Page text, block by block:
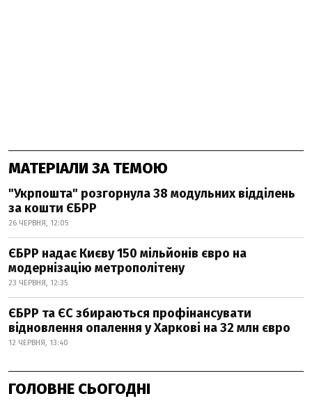
МАТЕРІАЛИ ЗА ТЕМОЮ
"Укрпошта" розгорнула 38 модульних відділень
за кошти ЄБРР
26 ЧЕРВНЯ, 12:05
ЄБРР надає Києву 150 мільйонів євро на
модернізацію метрополітену
23 ЧЕРВНЯ, 12:35
ЄБРР та ЄС збираються профінансувати
відновлення опалення у Харкові на 32 млн євро
12 ЧЕРВНЯ, 13:40
ГОЛОВНЕ СЬОГОДНІ